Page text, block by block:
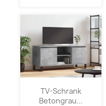
TV-Schrank
Betongrau...